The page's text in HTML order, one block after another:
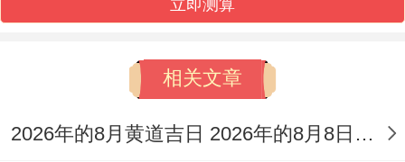
能冒泡儿，亲密而热情也是说来就来，可他
们又不傻，脑子清醒得很，不会一头扎进感
情里晕头转向，该咋判断还是咋判断。对朋
友和对象那是实心实意的，特别看重感情里
立即测算
相关文章
2026年的8月黄道吉日 2026年的8月8日是星期几